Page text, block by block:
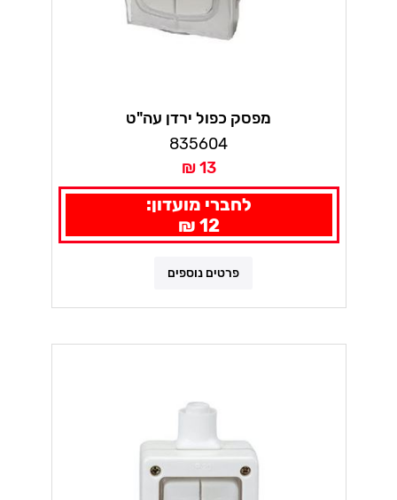
מפסק כפול ירדן עה"ט
835604
13 ₪
לחברי מועדון:
12 ₪
פרטים נוספים